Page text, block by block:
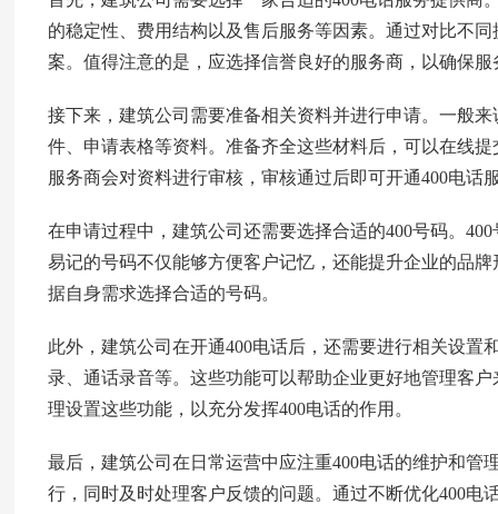
的稳定性、费用结构以及售后服务等因素。通过对比不
案。值得注意的是，应选择信誉良好的服务商，以确保
接下来，建筑公司需要准备相关资料并进行申请。一般
件、申请表格等资料。准备齐全这些材料后，可以在线
服务商会对资料进行审核，审核通过后即可开通400电话
在申请过程中，建筑公司还需要选择合适的400号码。
易记的号码不仅能够方便客户记忆，还能提升企业的品
据自身需求选择合适的号码。
此外，建筑公司在开通400电话后，还需要进行相关设置
录、通话录音等。这些功能可以帮助企业更好地管理客
理设置这些功能，以充分发挥400电话的作用。
最后，建筑公司在日常运营中应注重400电话的维护和管
行，同时及时处理客户反馈的问题。通过不断优化400